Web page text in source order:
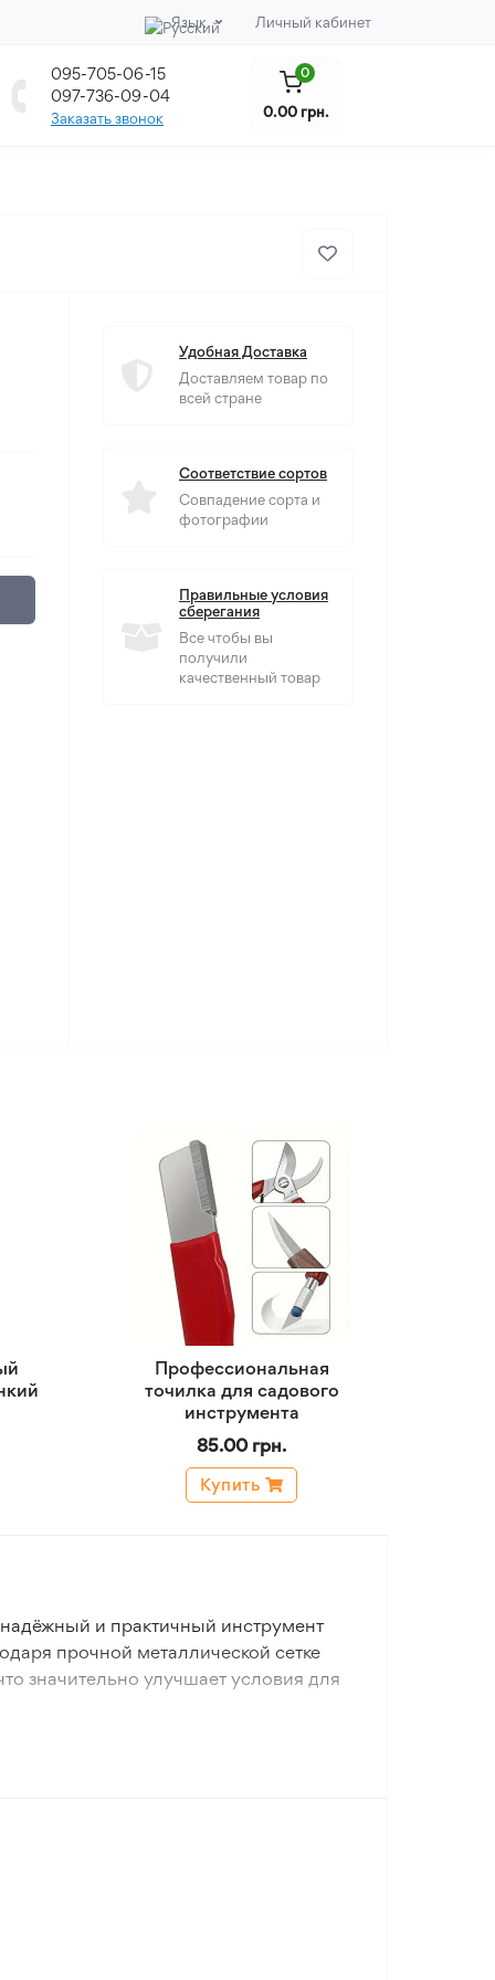
Язык Личный кабинет
095-705-06-15
097-736-09-04
Заказать звонок
0
0.00 грн.
Удобная Доставка
Доставляем товар по
всей стране
Соответствие сортов
Совпадение сорта и
фотографии
Правильные условия
сберегания
Все чтобы вы
получили
качественный товар
Профессиональная
точилка для садового
инструмента
85.00 грн.
Купить
и практичный инструмент
прочной металлической сетке
значительно улучшает условия для
и длительный срок службы.
растений, очистки песка и
и удобным.